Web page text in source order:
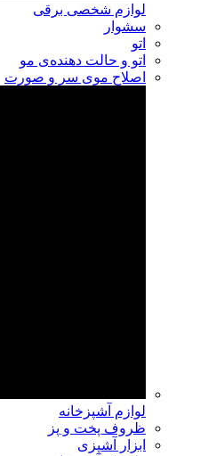
لوازم شخصی برقی
سشوار
اتو
اتو و حالت دهنده‌ی مو
اصلاح موی سر و صورت
لوازم آشپزخانه
ظروف پخت و پز
ابزار آشپزی